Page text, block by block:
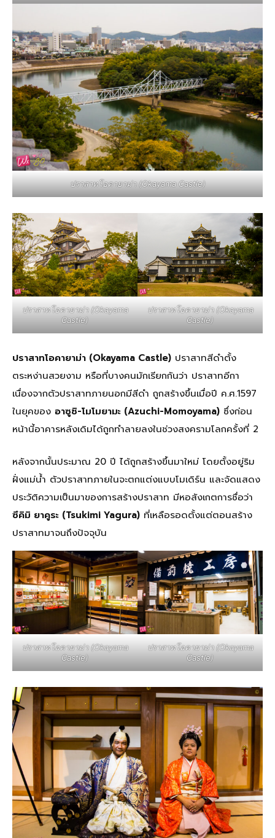
ปราสาทโอคายาม่า (Okayama Castle)
ปราสาทโอคายาม่า (Okayama
Castle)
ปราสาทโอคายาม่า (Okayama
Castle)
ปราสาทโอคายาม่า (Okayama Castle) ปราสาทสีดำตั้ง
ตระหง่านสวยงาม หรือที่บางคนมักเรียกกันว่า ปราสาทอีกา
เนื่องจากตัวปราสาทภายนอกมีสีดำ ถูกสร้างขึ้นเมื่อปี ค.ศ.1597
ในยุคของ อาซูชิ-โมโมยามะ (Azuchi-Momoyama) ซึ่งก่อน
หน้านี้อาคารหลังเดิมได้ถูกทำลายลงในช่วงสงครามโลกครั้งที่ 2
หลังจากนั้นประมาณ 20 ปี ได้ถูกสร้างขึ้นมาใหม่ โดยตั้งอยู่ริม
ฝั่งแม่น้ำ ตัวปราสาทภายในจะตกแต่งแบบโมเดิร์น และจัดแสดง
ประวัติความเป็นมาของการสร้างปราสาท มีหอสังเกตการชื่อว่า
ซึคิมิ ยาคูระ (Tsukimi Yagura) ที่เหลือรอดตั้งแต่ตอนสร้าง
ปราสาทมาจนถึงปัจจุบัน
ปราสาทโอคายาม่า (Okayama
Castle)
ปราสาทโอคายาม่า (Okayama
Castle)